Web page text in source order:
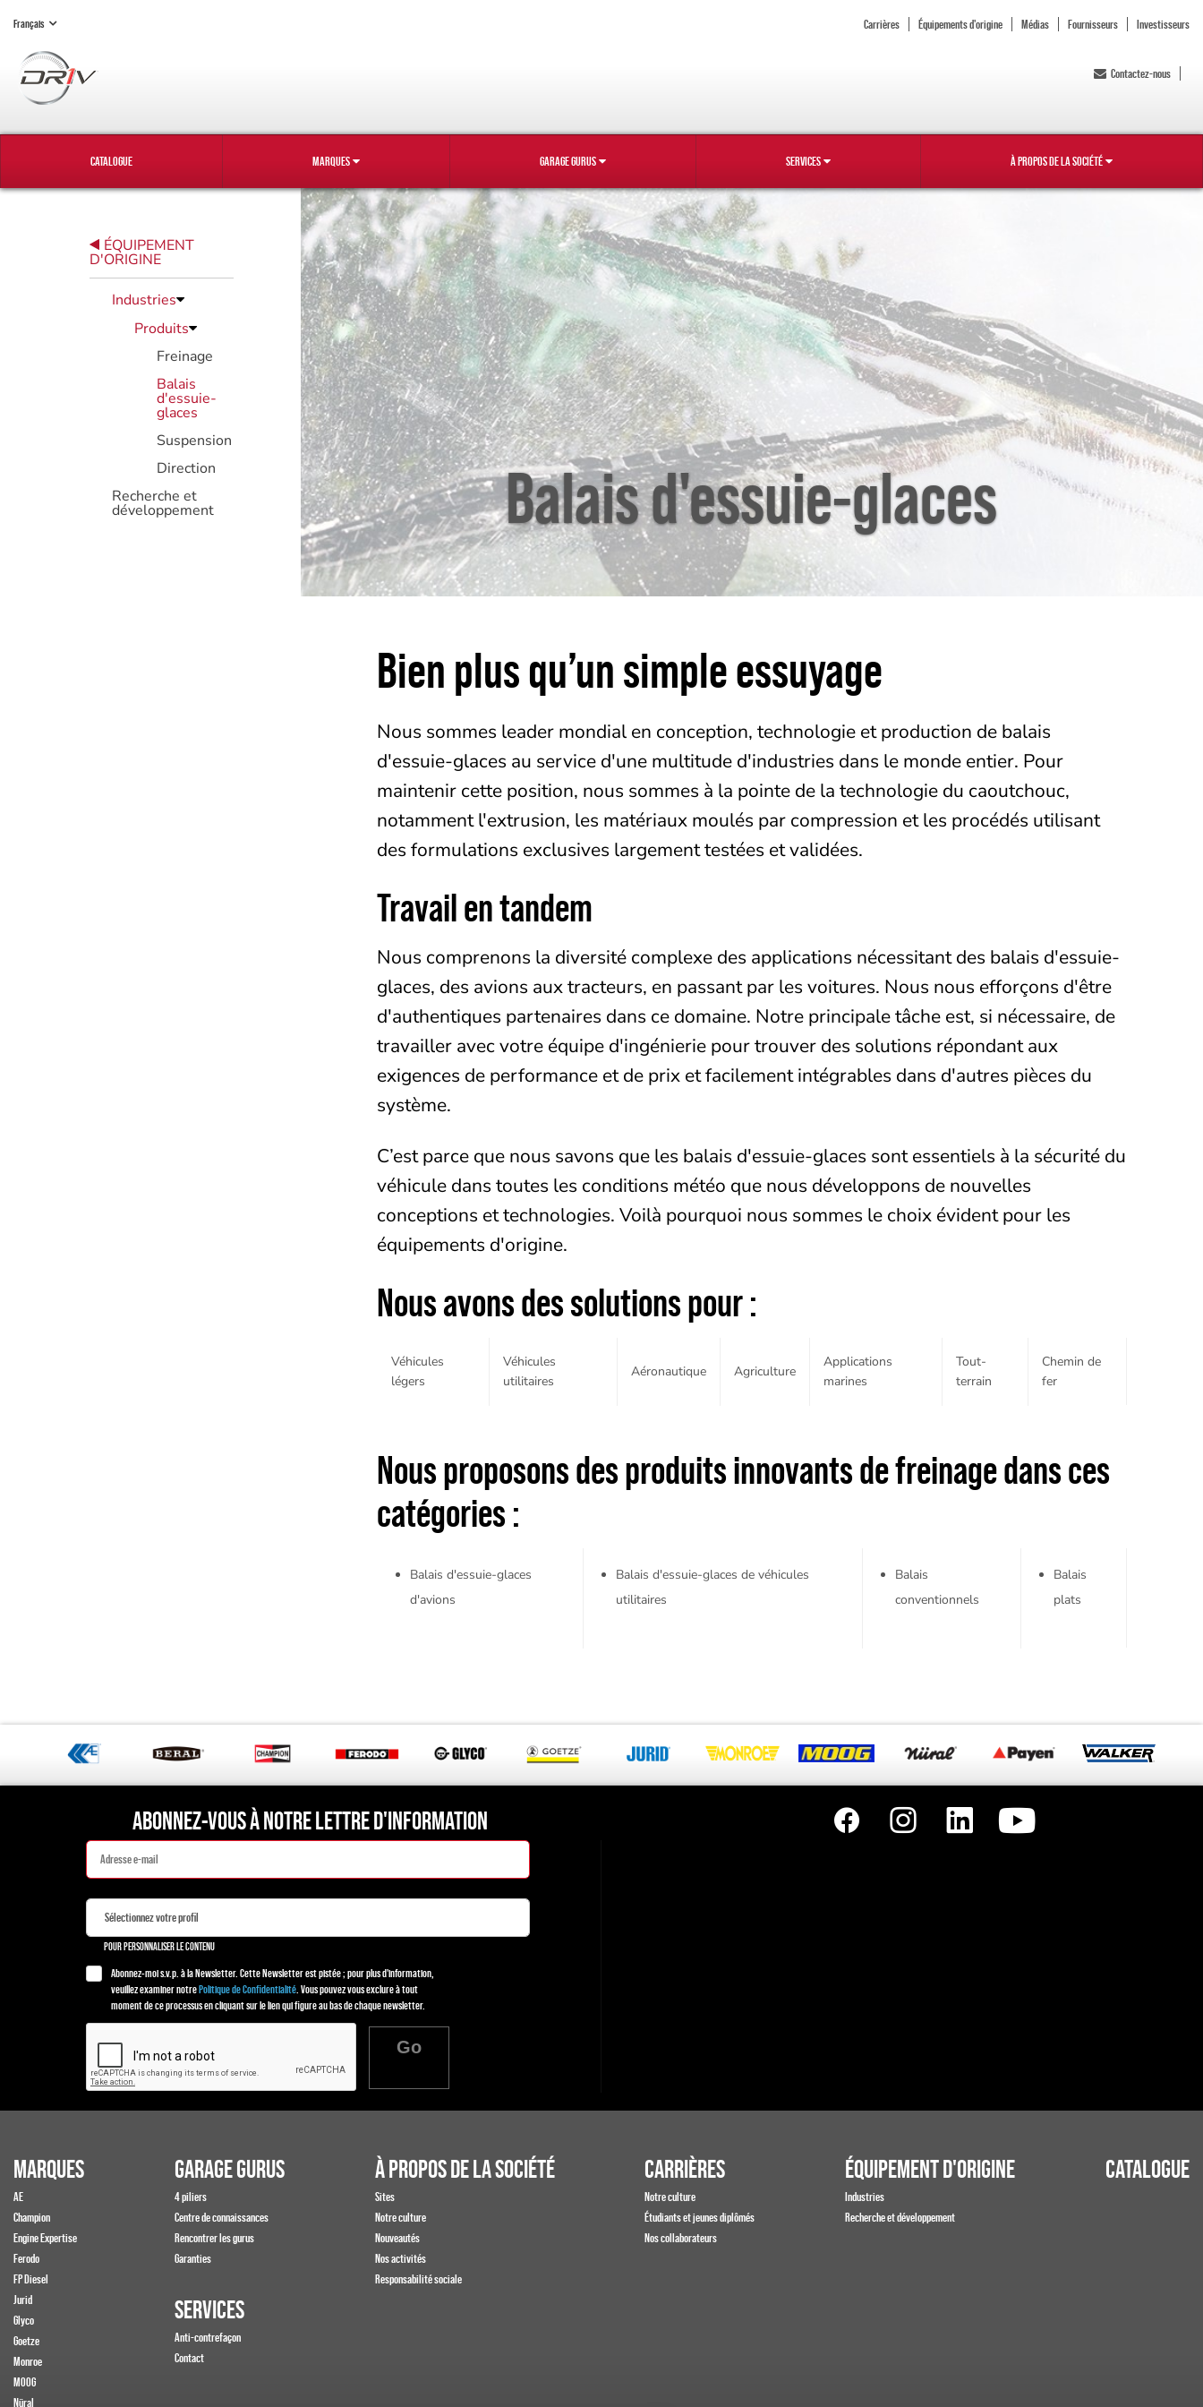
Français Carrières Équipements d'origine Médias Fournisseurs Investisseurs
Contactez-nous
CATALOGUE MARQUES GARAGE GURUS SERVICES À PROPOS DE LA SOCIÉTÉ
ÉQUIPEMENT
D'ORIGINE
Industries
Produits
Freinage
Balais
d'essuie-
glaces
Suspension
Direction
Recherche et
développement Balais d'essuie-glaces
Bien plus qu’un simple essuyage
Nous sommes leader mondial en conception, technologie et production de balais
d'essuie-glaces au service d'une multitude d'industries dans le monde entier. Pour
maintenir cette position, nous sommes à la pointe de la technologie du caoutchouc,
notamment l'extrusion, les matériaux moulés par compression et les procédés utilisant
des formulations exclusives largement testées et validées.
Travail en tandem
Nous comprenons la diversité complexe des applications nécessitant des balais d'essuie-
glaces, des avions aux tracteurs, en passant par les voitures. Nous nous efforçons d'être
d'authentiques partenaires dans ce domaine. Notre principale tâche est, si nécessaire, de
travailler avec votre équipe d'ingénierie pour trouver des solutions répondant aux
exigences de performance et de prix et facilement intégrables dans d'autres pièces du
système.
C’est parce que nous savons que les balais d'essuie-glaces sont essentiels à la sécurité du
véhicule dans toutes les conditions météo que nous développons de nouvelles
conceptions et technologies. Voilà pourquoi nous sommes le choix évident pour les
équipements d'origine.
Nous avons des solutions pour :
Véhicules
légers
Véhicules
utilitaires
Aéronautique Agriculture
Applications
marines
Tout-
terrain
Chemin de
fer
Nous proposons des produits innovants de freinage dans ces
catégories :
Balais d'essuie-glaces
d'avions
Balais d'essuie-glaces de véhicules
utilitaires
Balais
conventionnels
Balais
plats
ABONNEZ-VOUS À NOTRE LETTRE D'INFORMATION
POUR PERSONNALISER LE CONTENU
Abonnez-moi s.v.p. à la Newsletter. Cette Newsletter est pistée ; pour plus d'information,
veuillez examiner notrePolitique de Confidentialité. Vous pouvez vous exclure à tout
moment de ce processus en cliquant sur le lien qui figure au bas de chaque newsletter.
Go
MARQUES
AE
Champion
Engine Expertise
Ferodo
FP Diesel
Jurid
Glyco
Goetze
Monroe
MOOG
Nüral
GARAGE GURUS
4 piliers
Centre de connaissances
Rencontrer les gurus
Garanties
SERVICES
Anti-contrefaçon
Contact
À PROPOS DE LA SOCIÉTÉ
Sites
Notre culture
Nouveautés
Nos activités
Responsabilité sociale
CARRIÈRES
Notre culture
Étudiants et jeunes diplômés
Nos collaborateurs
ÉQUIPEMENT D'ORIGINE
Industries
Recherche et développement
CATALOGUE